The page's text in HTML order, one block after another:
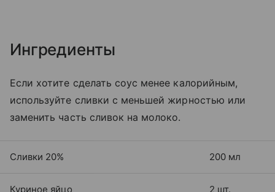
Ингредиенты
Если хотите сделать соус менее калорийным,
используйте сливки с меньшей жирностью или
заменить часть сливок на молоко.
Сливки 20% 200 мл
Куриное яйцо 2 шт.